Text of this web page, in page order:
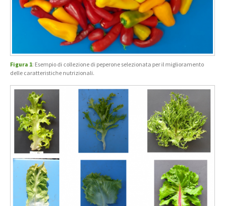
Figura 1: Esempio di collezione di peperone selezionata per il miglioramento
delle caratteristiche nutrizionali.